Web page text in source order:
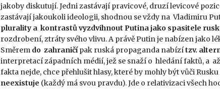
jakoby diskutují. Jedni zastávají pravicové, druzí levicové
zastávají jakoukoli ideologii, shodnou se vždy na Vladimiru
plurality a kontrastů vyzdvihnout Putina jako spasitele
rozdrobení, ztráty svého vlivu. A právě Putin je nabízen jako
Směrem do zahraničípak ruská propaganda nabízítzv.
interpretací západních médií, jež se snaží o hledání faktů, a
fakta nejde, chce přehlušit hlasy, které by mohly být vůči
neexistuje (každý má svou pravdu). Jde o relativizaci všech